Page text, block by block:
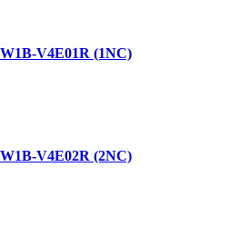
V4E01R (1NC)
V4E02R (2NC)